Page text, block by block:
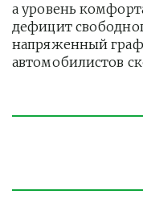
а уровень
дефицит
напряженный
автомобилистов